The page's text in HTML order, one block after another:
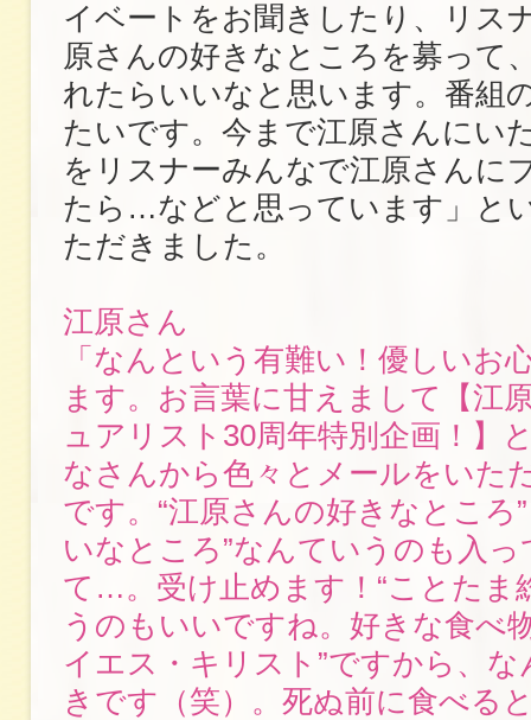
イベートをお聞きしたり、リス
原さんの好きなところを募って
れたらいいなと思います。番組
たいです。今まで江原さんにい
をリスナーみんなで江原さんに
たら…などと思っています」と
ただきました。
江原さん
「なんという有難い！優しいお
ます。お言葉に甘えまして【江
ュアリスト30周年特別企画！】
なさんから色々とメールをいた
です。“江原さんの好きなところ
いなところ”なんていうのも入
て…。受け止めます！“ことたま
うのもいいですね。好きな食べ
イエス・キリスト”ですから、な
きです（笑）。死ぬ前に食べる